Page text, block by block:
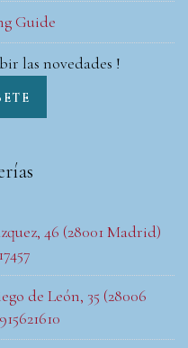
Guide
las novedades !
46 (28001 Madrid)
de León, 35 (28006